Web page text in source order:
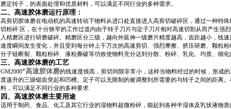
磨定转子，的表面处理和优质材料，可以满足不同行业的多种需求。
二、高速胶体磨运行原理：
高剪切胶体磨在电动机的高速转动下物料从进口处直接进入高剪切破碎区，通过一种特
切粉碎 区，在十分狭窄的工作过道内由于转子刀片与定子刀片相对高速切割从而产生
入精磨区进行研磨破碎。精磨区分三级，越向外延伸一级磨片精度越高，齿距越小，线
速度瞬间发生变化，并且受到每分钟上千万次的高速剪切、强烈摩擦、挤压研磨、颗粒
分子链断裂、颗粒粉碎、液粒撕破等功效使物料充分达到分散、粉碎、乳化、均质、细化
三、高速胶体磨的工艺
GM2000*高速胶体磨的线速度很高，剪切间隙非常小，这样当物料经过的时候，形成
度递升的三级锯齿突起和凹槽。定子可以无限制的被调整到所需要的与转子之间的距离
料，可以满足不同行业的多种要求.
四、 高速胶体磨主要用途
适用于制药、食品、化工及其它行业的湿物料超微粉碎，能起到各种半湿体及乳状液物